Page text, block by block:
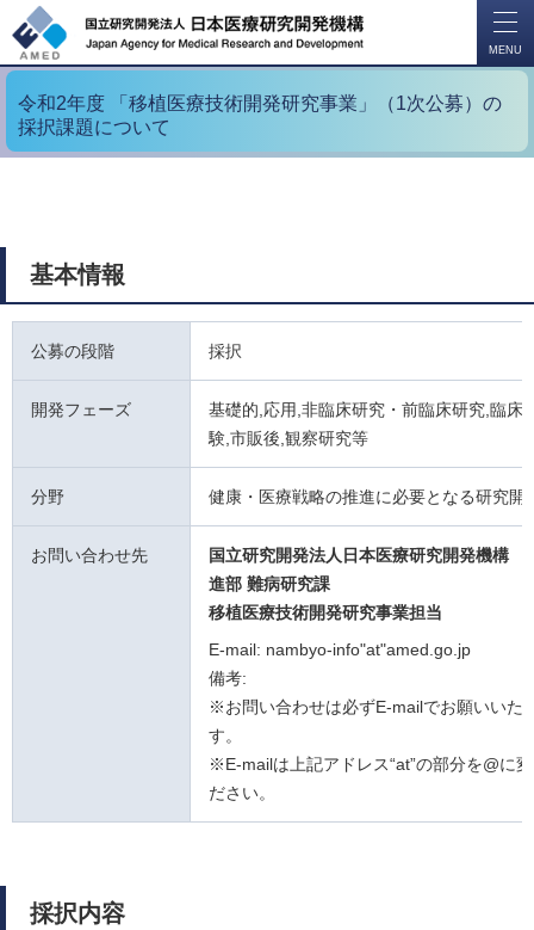
MENU
令和2年度 「移植医療技術開発研究事業」（1次公募）の
採択課題について
基本情報
公募の段階 採択
開発フェーズ
基礎的,応用,非臨床研究・前臨床研究,臨床
験,市販後,観察研究等
分野 健康・医療戦略の推進に必要となる研究開
お問い合わせ先
国立研究開発法人日本医療研究開発機構
進部 難病研究課
移植医療技術開発研究事業担当
E-mail: nambyo-info"at"amed.go.jp
備考:
※お問い合わせは必ずE-mailでお願いいた
す。
※E-mailは上記アドレス“at”の部分を@に
ださい。
採択内容